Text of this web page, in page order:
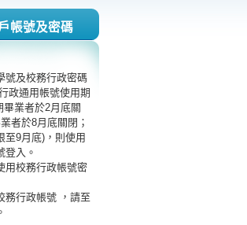
帳號及密碼
及校務行政密碼
政通用帳號使用期
畢業者於2月底關
者於8月底關閉；
至9月底)，則使用
登入。
校務行政帳號密
行政帳號 ，請至